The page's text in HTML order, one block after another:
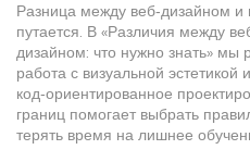
Разница между веб‑дизайном
путается. В «Различия между
дизайном: что нужно знать» мы
работа с визуальной эстетикой
код‑ориентированное
границ помогает выбрать
терять время на лишнее